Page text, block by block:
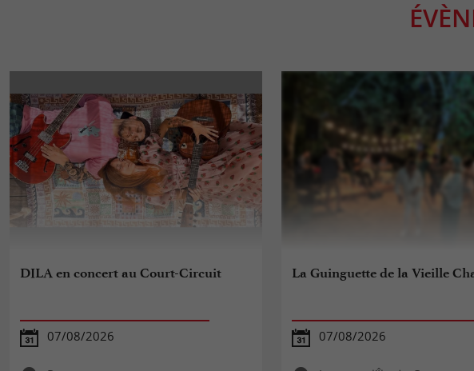
DILA en concert au Court-Circuit
07/08/2026
La Guinguette de la Vieille
07/08/2026